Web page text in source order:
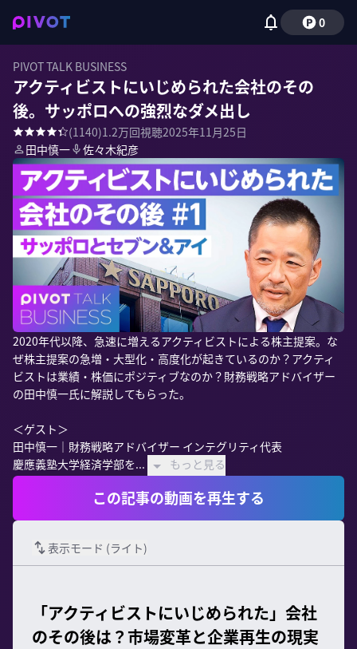
0
PIVOT TALK BUSINESS
アクティビストにいじめられた会社のその
後。サッポロへの強烈なダメ出し
(1140)1.2万回視聴2025年11月25日
田中慎一
佐々木紀彦
2020年代以降、急速に増えるアクティビストによる株主提案。な
ぜ株主提案の急増・大型化・高度化が起きているのか？アクティ
ビストは業績・株価にポジティブなのか？財務戦略アドバイザー
の田中慎一氏に解説してもらった。
＜ゲスト＞
田中慎一｜財務戦略アドバイザー インテグリティ代表
慶應義塾大学経済学部を...
もっと見る
この記事の動画を再生する
表示モード (ライト)
「アクティビストにいじめられた」会社
のその後は？市場変革と企業再生の現実